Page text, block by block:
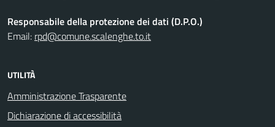
Responsabile della protezione dei dati (D.P.O.)
Email: rpd@comune.scalenghe.to.it
UTILITÀ
Amministrazione Trasparente
Dichiarazione di accessibilità